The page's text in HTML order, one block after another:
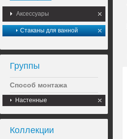
Аксессуары
Стаканы для ванной
Группы
Способ монтажа
Настенные
Коллекции